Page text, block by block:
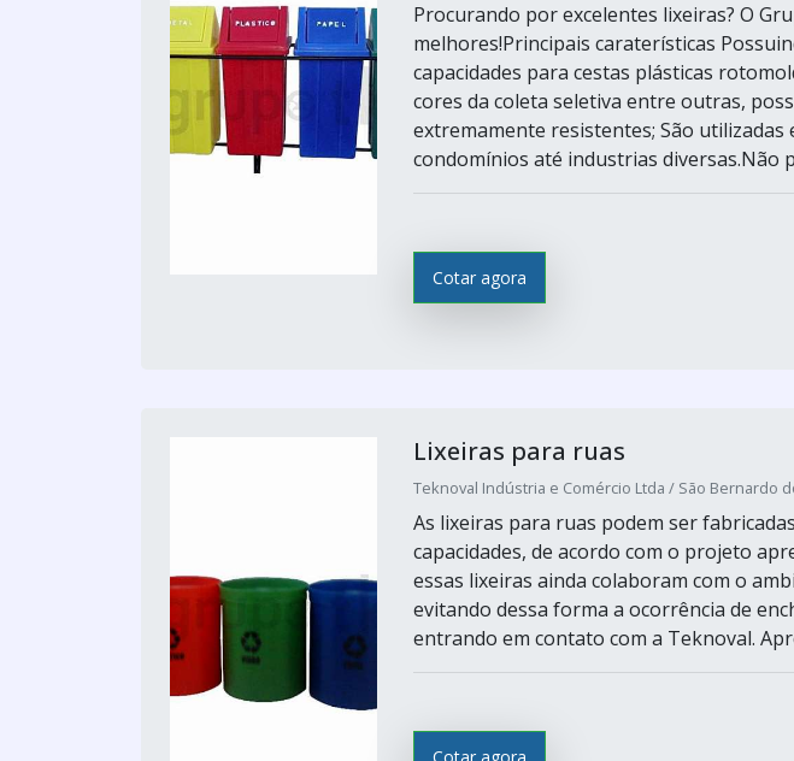
Procurando por excelentes lixeiras? O
melhores!Principais caraterísticas
capacidades para cestas plásticas
cores da coleta seletiva entre outras,
extremamente resistentes; São utilizadas
condomínios até industrias diversas.Não
Cotar agora
Lixeiras para ruas
Teknoval Indústria e Comércio Ltda / São Bernardo
As lixeiras para ruas podem ser
capacidades, de acordo com o projeto
essas lixeiras ainda colaboram com o
evitando dessa forma a ocorrência de
entrando em contato com a Teknoval.